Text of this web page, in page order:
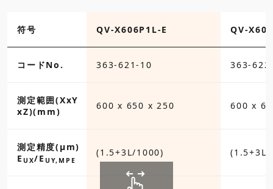
符号 QV-X606P1L-E QV-
コードNo. 363-621-10 363-
測定範囲(XxY
xZ)(mm)
600 x 650 x 250 600 x
測定精度(µm)
E UX/E UY,MPE
(1.5+3L/1000) (1.5+3L/